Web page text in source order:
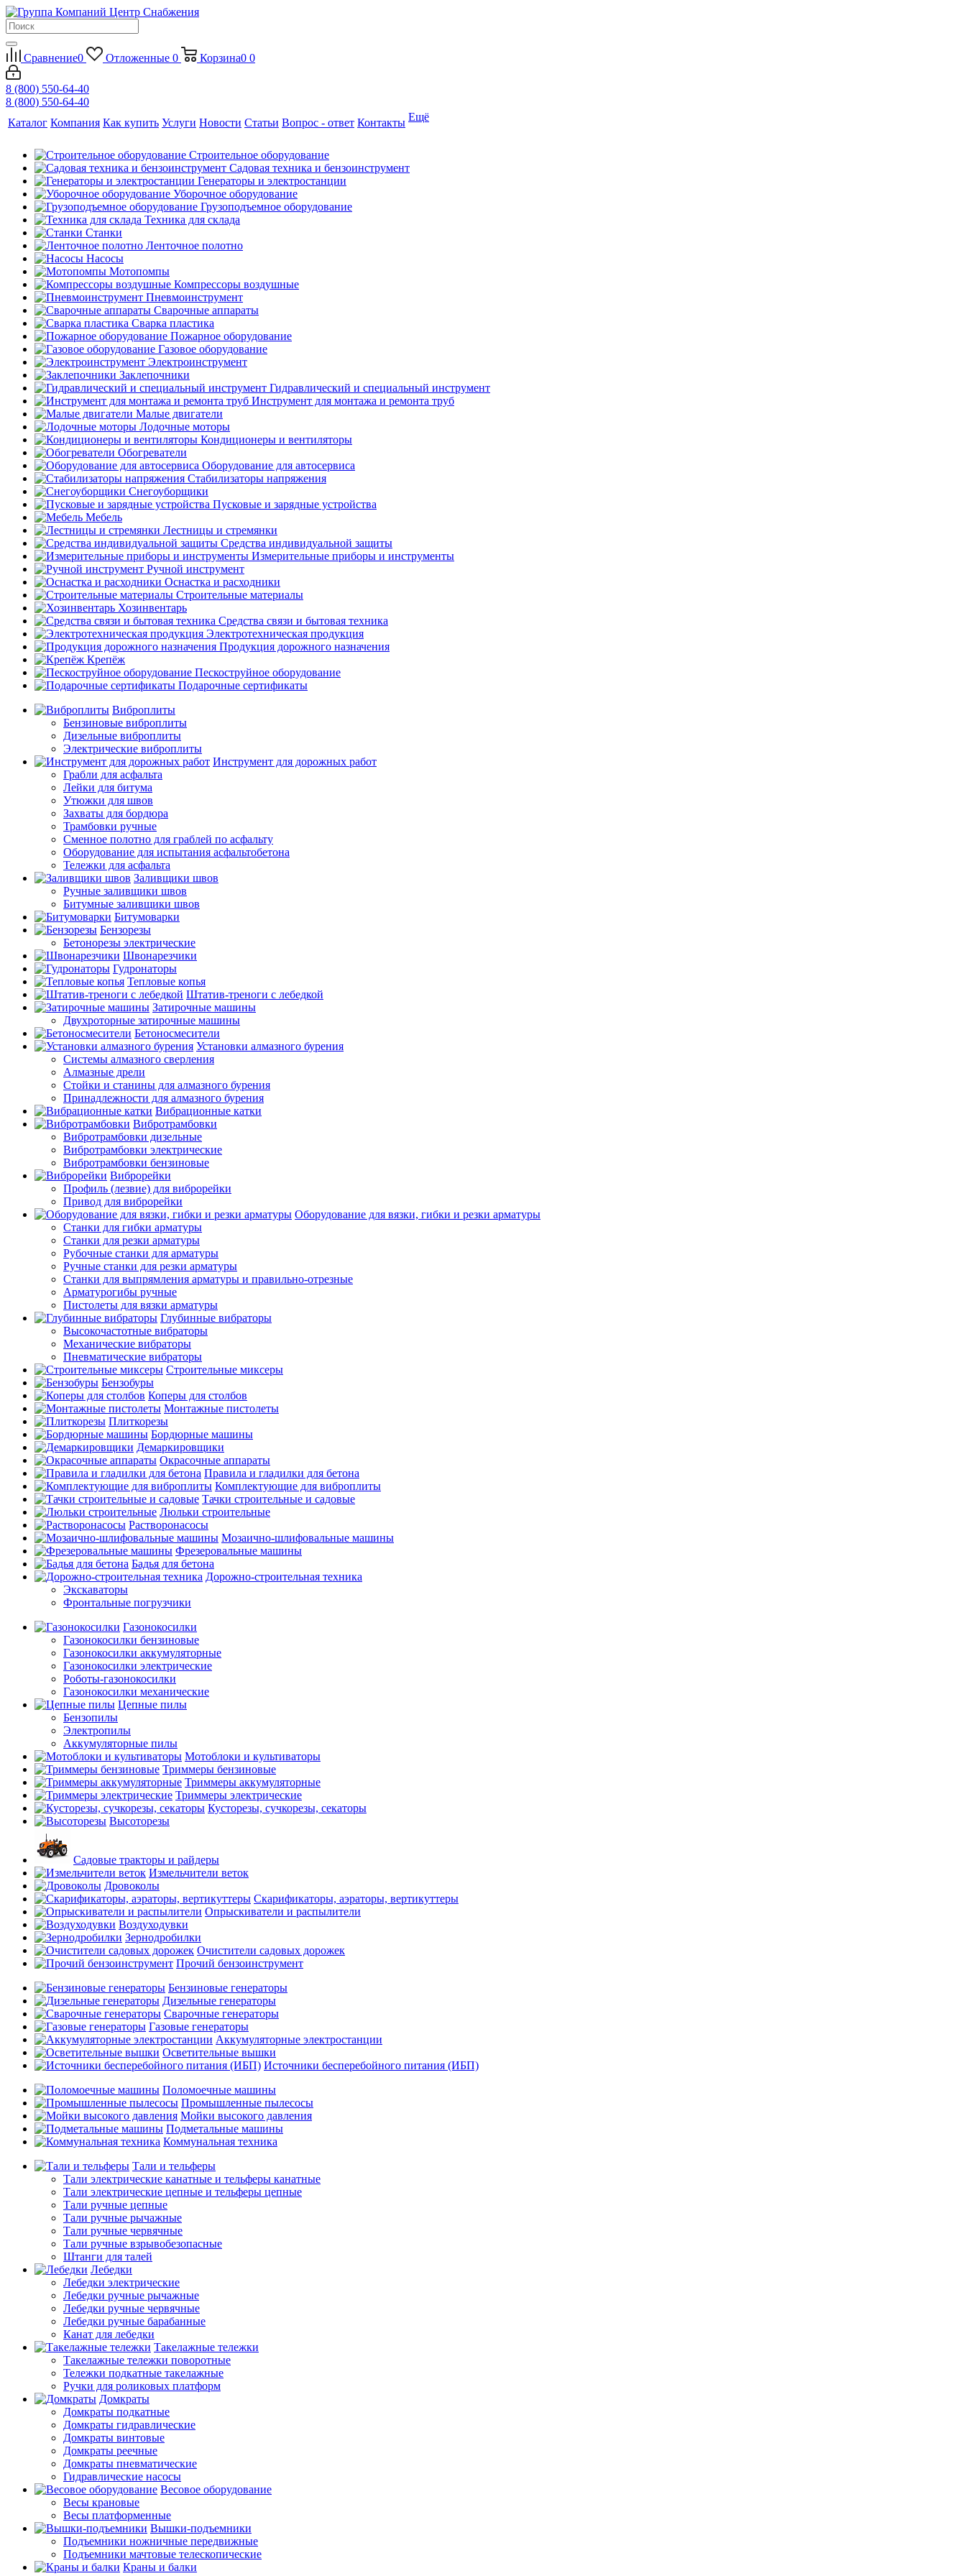
Сравнение0 Отложенные 0 Корзина0 0
8 (800) 550-64-40
8 (800) 550-64-40
Каталог Компания Как купить Услуги Новости Статьи Вопрос - ответ Контакты Ещё
Строительное оборудование
Садовая техника и бензоинструмент
Генераторы и электростанции
Уборочное оборудование
Грузоподъемное оборудование
Техника для склада
Станки
Ленточное полотно
Насосы
Мотопомпы
Компрессоры воздушные
Пневмоинструмент
Сварочные аппараты
Сварка пластика
Пожарное оборудование
Газовое оборудование
Электроинструмент
Заклепочники
Гидравлический и специальный инструмент
Инструмент для монтажа и ремонта труб
Малые двигатели
Лодочные моторы
Кондиционеры и вентиляторы
Обогреватели
Оборудование для автосервиса
Стабилизаторы напряжения
Снегоуборщики
Пусковые и зарядные устройства
Мебель
Лестницы и стремянки
Средства индивидуальной защиты
Измерительные приборы и инструменты
Ручной инструмент
Оснастка и расходники
Строительные материалы
Хозинвентарь
Средства связи и бытовая техника
Электротехническая продукция
Продукция дорожного назначения
Крепёж
Пескоструйное оборудование
Подарочные сертификаты
Виброплиты
Бензиновые виброплиты
Дизельные виброплиты
Электрические виброплиты
Инструмент для дорожных работ
Грабли для асфальта
Лейки для битума
Утюжки для швов
Захваты для бордюра
Трамбовки ручные
Сменное полотно для граблей по асфальту
Оборудование для испытания асфальтобетона
Тележки для асфальта
Заливщики швов
Ручные заливщики швов
Битумные заливщики швов
Битумоварки
Бензорезы
Бетонорезы электрические
Швонарезчики
Гудронаторы
Тепловые копья
Штатив-треноги с лебедкой
Затирочные машины
Двухроторные затирочные машины
Бетоносмесители
Установки алмазного бурения
Системы алмазного сверления
Алмазные дрели
Стойки и станины для алмазного бурения
Принадлежности для алмазного бурения
Вибрационные катки
Вибротрамбовки
Вибротрамбовки дизельные
Вибротрамбовки электрические
Вибротрамбовки бензиновые
Виброрейки
Профиль (лезвие) для виброрейки
Привод для виброрейки
Оборудование для вязки, гибки и резки арматуры
Станки для гибки арматуры
Станки для резки арматуры
Рубочные станки для арматуры
Ручные станки для резки арматуры
Станки для выпрямления арматуры и правильно-отрезные
Арматурогибы ручные
Пистолеты для вязки арматуры
Глубинные вибраторы
Высокочастотные вибраторы
Механические вибраторы
Пневматические вибраторы
Строительные миксеры
Бензобуры
Коперы для столбов
Монтажные пистолеты
Плиткорезы
Бордюрные машины
Демаркировщики
Окрасочные аппараты
Правила и гладилки для бетона
Комплектующие для виброплиты
Тачки строительные и садовые
Люльки строительные
Растворонасосы
Мозаично-шлифовальные машины
Фрезеровальные машины
Бадья для бетона
Дорожно-строительная техника
Экскаваторы
Фронтальные погрузчики
Газонокосилки
Газонокосилки бензиновые
Газонокосилки аккумуляторные
Газонокосилки электрические
Роботы-газонокосилки
Газонокосилки механические
Цепные пилы
Бензопилы
Электропилы
Аккумуляторные пилы
Мотоблоки и культиваторы
Триммеры бензиновые
Триммеры аккумуляторные
Триммеры электрические
Кусторезы, сучкорезы, секаторы
Высоторезы
Садовые тракторы и райдеры
Измельчители веток
Дровоколы
Скарификаторы, аэраторы, вертикуттеры
Опрыскиватели и распылители
Воздуходувки
Зернодробилки
Очистители садовых дорожек
Прочий бензоинструмент
Бензиновые генераторы
Дизельные генераторы
Сварочные генераторы
Газовые генераторы
Аккумуляторные электростанции
Осветительные вышки
Источники бесперебойного питания (ИБП)
Поломоечные машины
Промышленные пылесосы
Мойки высокого давления
Подметальные машины
Коммунальная техника
Тали и тельферы
Тали электрические канатные и тельферы канатные
Тали электрические цепные и тельферы цепные
Тали ручные цепные
Тали ручные рычажные
Тали ручные червячные
Тали ручные взрывобезопасные
Штанги для талей
Лебедки
Лебедки электрические
Лебедки ручные рычажные
Лебедки ручные червячные
Лебедки ручные барабанные
Канат для лебедки
Такелажные тележки
Такелажные тележки поворотные
Тележки подкатные такелажные
Ручки для роликовых платформ
Домкраты
Домкраты подкатные
Домкраты гидравлические
Домкраты винтовые
Домкраты реечные
Домкраты пневматические
Гидравлические насосы
Весовое оборудование
Весы крановые
Весы платформенные
Вышки-подъемники
Подъемники ножничные передвижные
Подъемники мачтовые телескопические
Краны и балки